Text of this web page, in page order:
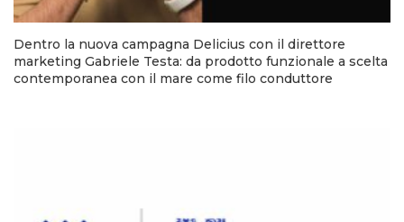
Dentro la nuova campagna Delicius con il direttore
marketing Gabriele Testa: da prodotto funzionale a scelta
contemporanea con il mare come filo conduttore